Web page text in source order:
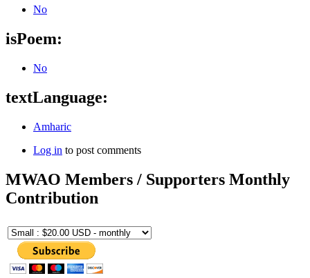
No
isPoem:
No
textLanguage:
Amharic
Log in to post comments
MWAO Members / Supporters Monthly
Contribution